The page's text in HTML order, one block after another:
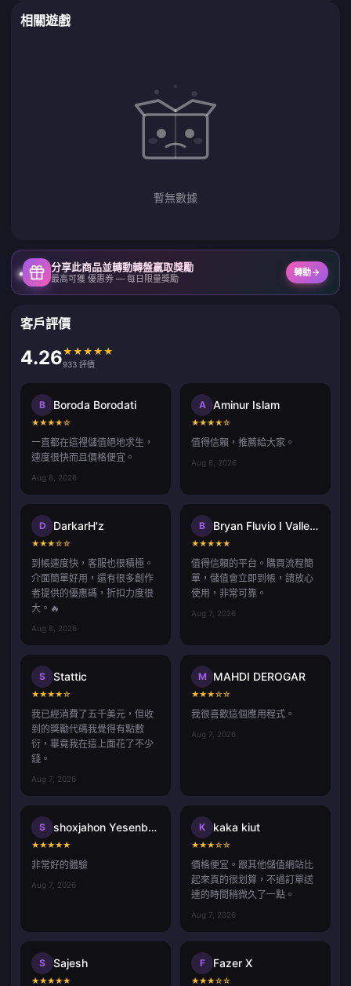
相關遊戲
暫無數據
分享此商品並轉動轉盤贏取獎勵
最高可獲 優惠券 — 每日限量獎勵
轉動
客戶評價
4.26★ ★ ★ ★ ★
933 評價
B Boroda Borodati
★★★★☆
一直都在這裡儲值絕地求生，
速度很快而且價格便宜。
Aug 8, 2026
A Aminur Islam
★★★★☆
值得信賴，推薦給大家。
Aug 8, 2026
D DarkarH'z
★★★☆☆
到帳速度快，客服也很積極。
介面簡單好用，還有很多創作
者提供的優惠碼，折扣力度很
大。🔥
Aug 8, 2026
B Bryan Fluvio I Vallecer
★★★★★
值得信賴的平台。購買流程簡
單，儲值會立即到帳，請放心
使用，非常可靠。
Aug 7, 2026
S Stattic
★★★★☆
我已經消費了五千美元，但收
到的獎勵代碼我覺得有點敷
衍，畢竟我在這上面花了不少
錢。
Aug 7, 2026
M MAHDI DEROGAR
★★★☆☆
我很喜歡這個應用程式。
Aug 7, 2026
S shoxjahon Yesenboyev
★★★★★
非常好的體驗
Aug 7, 2026
K kaka kiut
★★★☆☆
價格便宜。跟其他儲值網站比
起來真的很划算，不過訂單送
達的時間稍微久了一點。
Aug 7, 2026
S Sajesh
★★★★★
F Fazer X
★★★☆☆